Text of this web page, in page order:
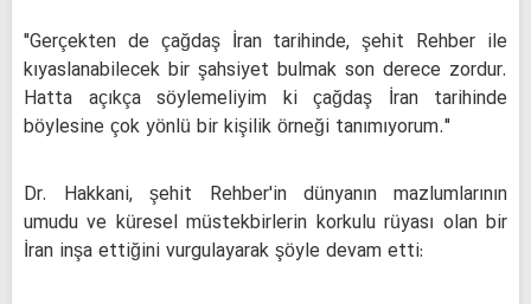
"Gerçekten de çağdaş İran tarihinde, şehit Rehber ile
kıyaslanabilecek bir şahsiyet bulmak son derece zordur.
Hatta açıkça söylemeliyim ki çağdaş İran tarihinde
böylesine çok yönlü bir kişilik örneği tanımıyorum."
Dr. Hakkani, şehit Rehber'in dünyanın mazlumlarının
umudu ve küresel müstekbirlerin korkulu rüyası olan bir
İran inşa ettiğini vurgulayarak şöyle devam etti: